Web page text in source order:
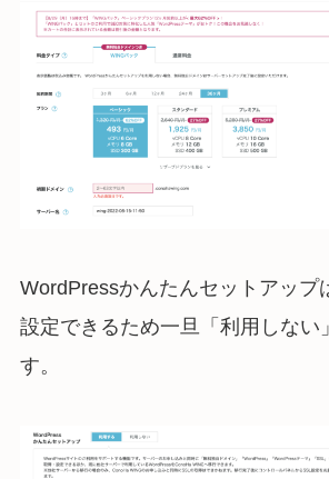
WordPressかんたんセットアップ
設定できるため一旦「利用しない
す。